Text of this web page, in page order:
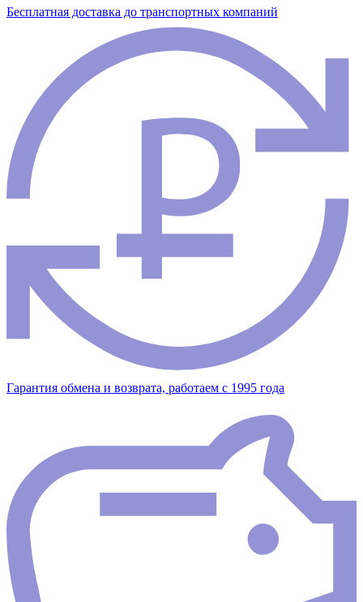
Бесплатная доставка до транспортных компаний
Гарантия обмена и возврата, работаем с 1995 года